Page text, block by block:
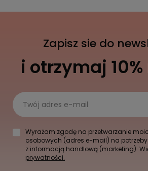
Zapisz sie do
i otrzymaj
Twój adres e-mail
Wyrażam zgodę na przetwarzanie
osobowych (adres e-mail) na potrzeby
z informacją handlową (marketing).
prywatności.